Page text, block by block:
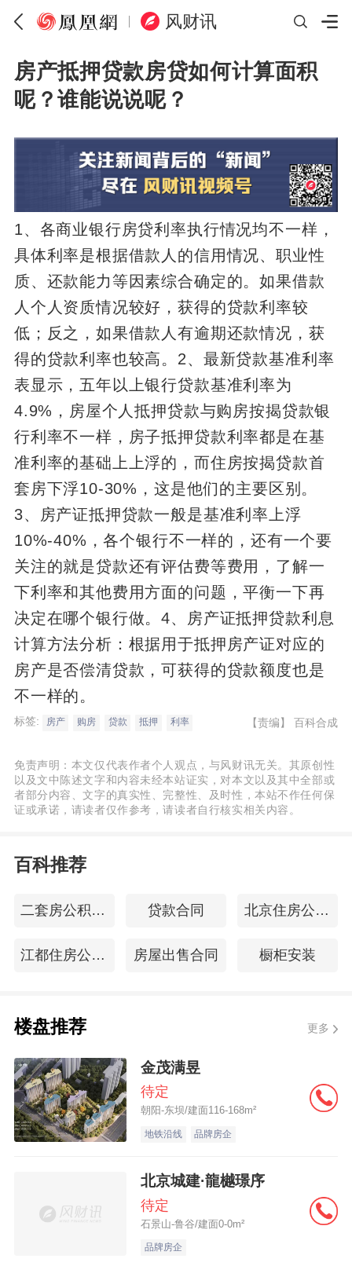
风财讯
房产抵押贷款房贷如何计算面积
呢？谁能说说呢？
1、各商业银行房贷利率执行情况均不一样，
具体利率是根据借款人的信用情况、职业性
质、还款能力等因素综合确定的。如果借款
人个人资质情况较好，获得的贷款利率较
低；反之，如果借款人有逾期还款情况，获
得的贷款利率也较高。2、最新贷款基准利率
表显示，五年以上银行贷款基准利率为
4.9%，房屋个人抵押贷款与购房按揭贷款银
行利率不一样，房子抵押贷款利率都是在基
准利率的基础上上浮的，而住房按揭贷款首
套房下浮10-30%，这是他们的主要区别。
3、房产证抵押贷款一般是基准利率上浮
10%-40%，各个银行不一样的，还有一个要
关注的就是贷款还有评估费等费用，了解一
下利率和其他费用方面的问题，平衡一下再
决定在哪个银行做。4、房产证抵押贷款利息
计算方法分析：根据用于抵押房产证对应的
房产是否偿清贷款，可获得的贷款额度也是
不一样的。
标签: 房产 购房 贷款 抵押 利率 【责编】 百科合成
免责声明：本文仅代表作者个人观点，与风财讯无关。其原创性
以及文中陈述文字和内容未经本站证实，对本文以及其中全部或
者部分内容、文字的真实性、完整性、及时性，本站不作任何保
证或承诺，请读者仅作参考，请读者自行核实相关内容。
百科推荐
二套房公积金贷款首付比例 贷款合同 北京住房公积金查询
江都住房公积金查询 房屋出售合同 橱柜安装
楼盘推荐 更多
金茂满昱
待定
朝阳-东坝/建面116-168m²
地铁沿线 品牌房企
北京城建·龍樾璟序
待定
石景山-鲁谷/建面0-0m²
品牌房企